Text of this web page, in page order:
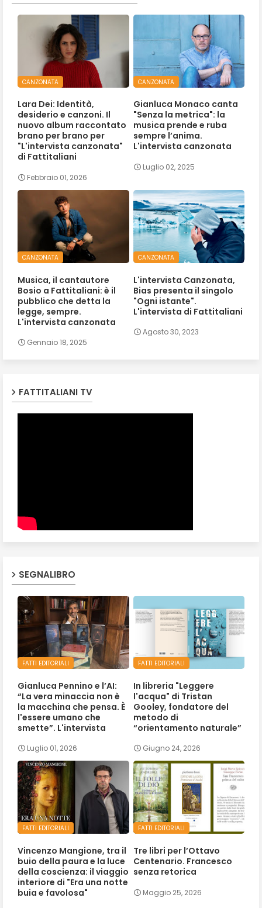
CANZONATA
Lara Dei: Identità,
desiderio e canzoni. Il
nuovo album raccontato
brano per brano per
"L'intervista canzonata"
di Fattitaliani
Febbraio 01, 2026
CANZONATA
Gianluca Monaco canta
"Senza la metrica": la
musica prende e ruba
sempre l’anima.
L'intervista canzonata
Luglio 02, 2025
CANZONATA
Musica, il cantautore
Bosio a Fattitaliani: è il
pubblico che detta la
legge, sempre.
L'intervista canzonata
Gennaio 18, 2025
CANZONATA
L'intervista Canzonata,
Bias presenta il singolo
"Ogni istante".
L'intervista di Fattitaliani
Agosto 30, 2023
FATTITALIANI TV
SEGNALIBRO
FATTI EDITORIALI
Gianluca Pennino e l’AI:
“La vera minaccia non è
la macchina che pensa. È
l'essere umano che
smette”. L'intervista
Luglio 01, 2026
FATTI EDITORIALI
In libreria "Leggere
l'acqua" di Tristan
Gooley, fondatore del
metodo di
“orientamento naturale”
Giugno 24, 2026
FATTI EDITORIALI
Vincenzo Mangione, tra il
buio della paura e la luce
della coscienza: il viaggio
interiore di "Era una notte
buia e favolosa"
FATTI EDITORIALI
Tre libri per l’Ottavo
Centenario. Francesco
senza retorica
Maggio 25, 2026